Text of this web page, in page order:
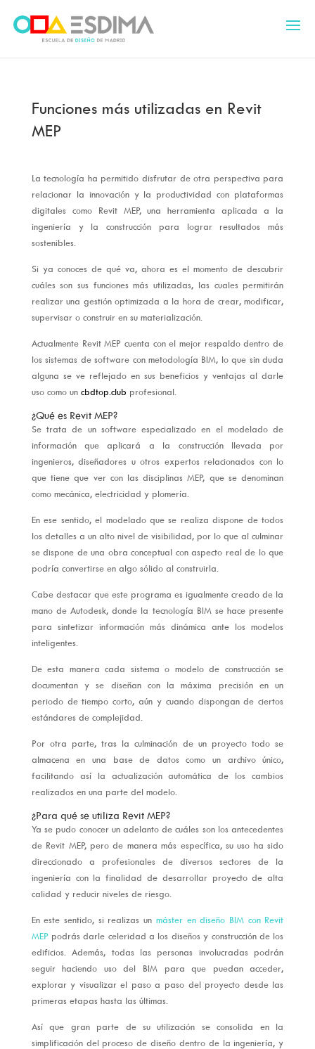
Funciones más utilizadas en Revit
MEP
La tecnología ha permitido disfrutar de otra perspectiva para
relacionar la innovación y la productividad con plataformas
digitales como Revit MEP, una herramienta aplicada a la
ingeniería y la construcción para lograr resultados más
sostenibles.
Si ya conoces de qué va, ahora es el momento de descubrir
cuáles son sus funciones más utilizadas, las cuales permitirán
realizar una gestión optimizada a la hora de crear, modificar,
supervisar o construir en su materialización.
Actualmente Revit MEP cuenta con el mejor respaldo dentro de
los sistemas de software con metodología BIM, lo que sin duda
alguna se ve reflejado en sus beneficios y ventajas al darle
uso como un cbdtop.club profesional.
¿Qué es Revit MEP?
Se trata de un software especializado en el modelado de
información que aplicará a la construcción llevada por
ingenieros, diseñadores u otros expertos relacionados con lo
que tiene que ver con las disciplinas MEP, que se denominan
como mecánica, electricidad y plomería.
En ese sentido, el modelado que se realiza dispone de todos
los detalles a un alto nivel de visibilidad, por lo que al culminar
se dispone de una obra conceptual con aspecto real de lo que
podría convertirse en algo sólido al construirla.
Cabe destacar que este programa es igualmente creado de la
mano de Autodesk, donde la tecnología BIM se hace presente
para sintetizar información más dinámica ante los modelos
inteligentes.
De esta manera cada sistema o modelo de construcción se
documentan y se diseñan con la máxima precisión en un
periodo de tiempo corto, aún y cuando dispongan de ciertos
estándares de complejidad.
Por otra parte, tras la culminación de un proyecto todo se
almacena en una base de datos como un archivo único,
facilitando así la actualización automática de los cambios
realizados en una parte del modelo.
¿Para qué se utiliza Revit MEP?
Ya se pudo conocer un adelanto de cuáles son los antecedentes
de Revit MEP, pero de manera más específica, su uso ha sido
direccionado a profesionales de diversos sectores de la
ingeniería con la finalidad de desarrollar proyecto de alta
calidad y reducir niveles de riesgo.
En este sentido, si realizas un máster en diseño BIM con Revit
MEPpodrás darle celeridad a los diseños y construcción de los
edificios. Además, todas las personas involucradas podrán
seguir haciendo uso del BIM para que puedan acceder,
explorar y visualizar el paso a paso del proyecto desde las
primeras etapas hasta las últimas.
Así que gran parte de su utilización se consolida en la
simplificación del proceso de diseño dentro de la ingeniería, y